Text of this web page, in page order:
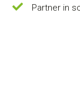
Partner in